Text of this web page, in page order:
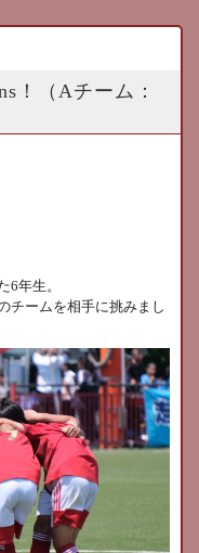
！（Aチーム：
6年生。
チームを相手に挑みまし